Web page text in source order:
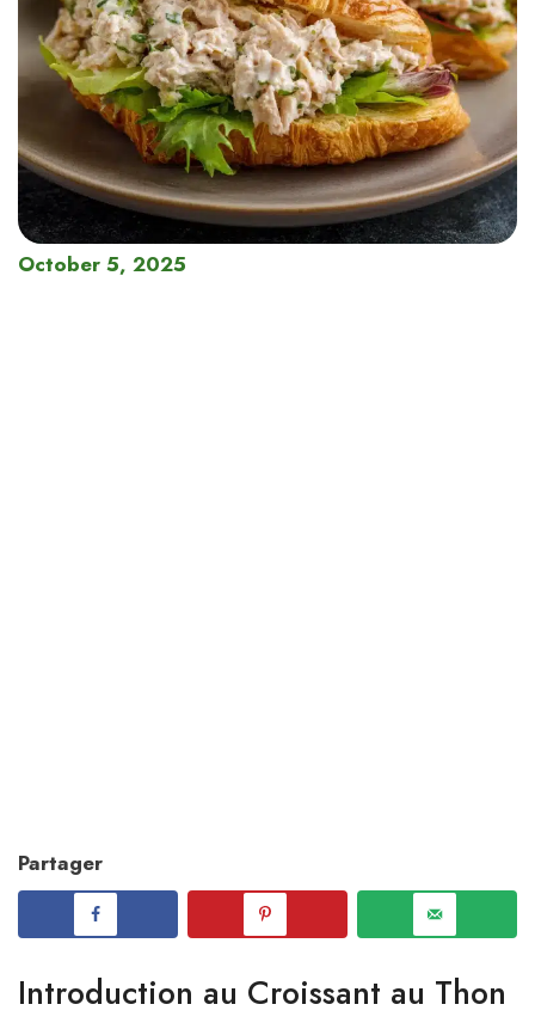
October 5, 2025
Partager
Introduction au Croissant au Thon